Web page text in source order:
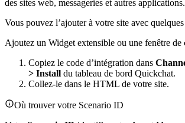
des sites web, messageries et autres applications.
Vous pouvez l’ajouter à votre site avec
Ajoutez un Widget extensible ou une fenêtre de
Copiez le code d’intégration dans
> Install du tableau de bord Quickchat.
Collez‑le dans le HTML de votre site.
Où trouver votre Scenario ID